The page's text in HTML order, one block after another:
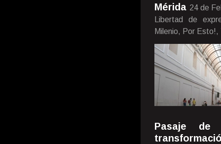
Mérida 24 de
Libertad de
Milenio, Por Esto!,
Pasaje